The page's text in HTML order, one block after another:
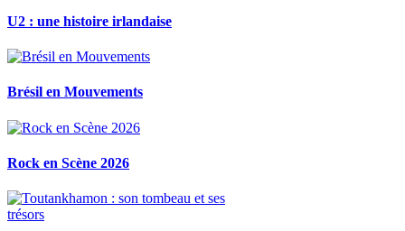
U2 : une histoire irlandaise
Brésil en Mouvements
Rock en Scène 2026